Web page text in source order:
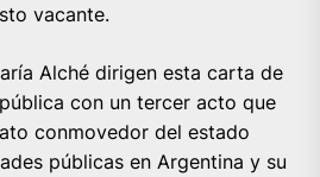
vacante.
Alché dirigen esta carta de
con un tercer acto que
conmovedor del estado
públicas en Argentina y su